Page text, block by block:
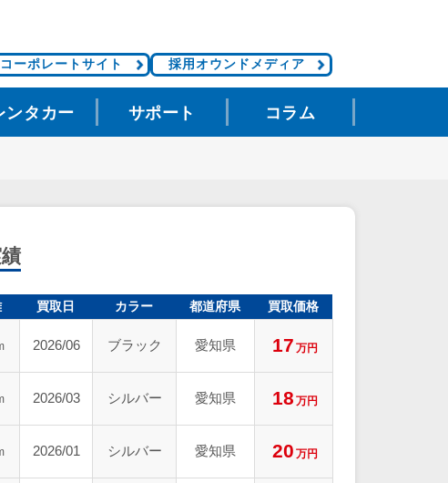
コーポレートサイト 採用オウンドメディア
ンタカー サポート コラム
買取日 カラー 都道府県 買取価格
2026/06 ブラック 愛知県 17 万円
2026/03 シルバー 愛知県 18 万円
2026/01 シルバー 愛知県 20 万円